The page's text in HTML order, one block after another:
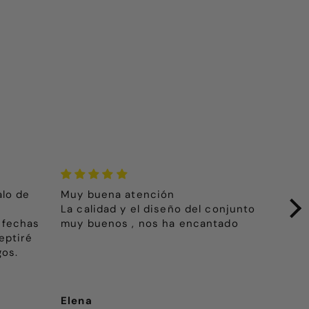
de
Muy buena atención
La calidad y el diseño del conjunto
muy buenos , nos ha encantado
Elena